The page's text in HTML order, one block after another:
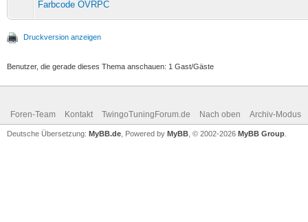
Farbcode OVRPC
Druckversion anzeigen
Benutzer, die gerade dieses Thema anschauen: 1 Gast/Gäste
Foren-Team Kontakt TwingoTuningForum.de Nach oben Archiv-Modus
Deutsche Übersetzung: MyBB.de , Powered by MyBB , © 2002-2026 MyBB Group